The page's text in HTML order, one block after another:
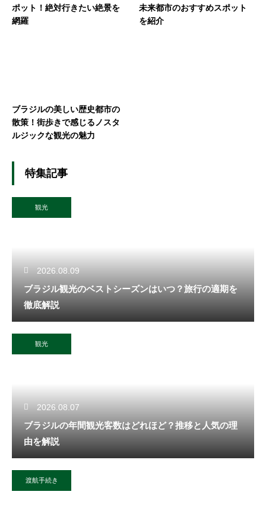
ポット！絶対行きたい絶景を
網羅
未来都市のおすすめスポット
を紹介
ブラジルの美しい歴史都市の
散策！街歩きで感じるノスタ
ルジックな観光の魅力
特集記事
観光
2026.08.09
ブラジル観光のベストシーズンはいつ？旅行の適期を
徹底解説
観光
2026.08.07
ブラジルの年間観光客数はどれほど？推移と人気の理
由を解説
渡航手続き